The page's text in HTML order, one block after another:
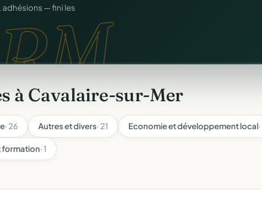
en cinq minutes.
à Cavalaire-sur-Mer
· 26 Autres et divers· 21 Economie et développement local
formation· 1